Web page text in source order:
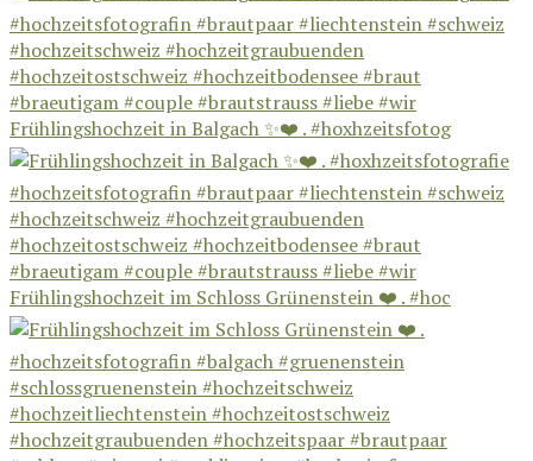
Frühlingshochzeit in Balgach ✨❤️ . #hoxhzeitsfotog
Frühlingshochzeit im Schloss Grünenstein ❤️ . #hoc